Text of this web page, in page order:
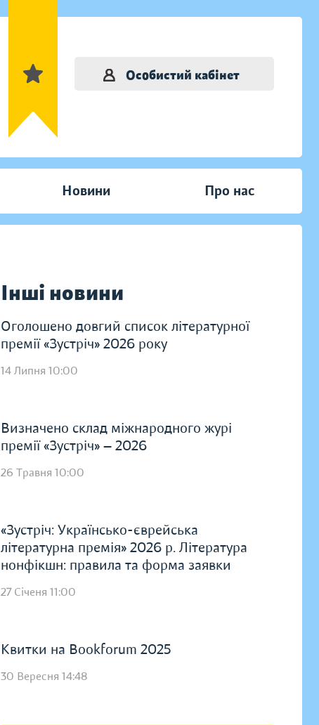
Особистий кабінет
Новини Про нас
Інші новини
Оголошено довгий список літературної
премії «Зустріч» 2026 року
14 Липня 10:00
Визначено склад міжнародного журі
премії «Зустріч» — 2026
26 Травня 10:00
«Зустріч: Українсько-єврейська
літературна премія» 2026 р. Література
нонфікшн: правила та форма заявки
27 Січеня 11:00
Квитки на Bookforum 2025
30 Вересня 14:48